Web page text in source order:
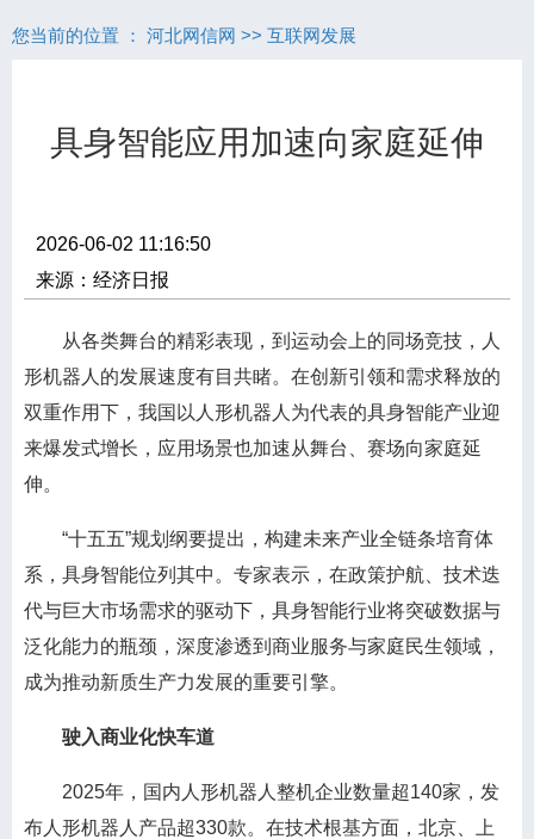
您当前的位置 ： 河北网信网 >> 互联网发展
具身智能应用加速向家庭延伸
2026-06-02 11:16:50
来源：经济日报
从各类舞台的精彩表现，到运动会上的同场竞技，人
形机器人的发展速度有目共睹。在创新引领和需求释放的
双重作用下，我国以人形机器人为代表的具身智能产业迎
来爆发式增长，应用场景也加速从舞台、赛场向家庭延
伸。
“十五五”规划纲要提出，构建未来产业全链条培育体
系，具身智能位列其中。专家表示，在政策护航、技术迭
代与巨大市场需求的驱动下，具身智能行业将突破数据与
泛化能力的瓶颈，深度渗透到商业服务与家庭民生领域，
成为推动新质生产力发展的重要引擎。
驶入商业化快车道
2025年，国内人形机器人整机企业数量超140家，发
布人形机器人产品超330款。在技术根基方面，北京、上